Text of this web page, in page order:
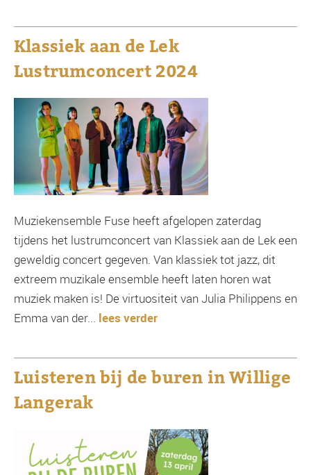
Klassiek aan de Lek
Lustrumconcert 2024
Muziekensemble Fuse heeft afgelopen zaterdag
tijdens het lustrumconcert van Klassiek aan de Lek een
geweldig concert gegeven. Van klassiek tot jazz, dit
extreem muzikale ensemble heeft laten horen wat
muziek maken is! De virtuositeit van Julia Philippens en
Emma van der... lees verder
Luisteren bij de buren in Willige
Langerak